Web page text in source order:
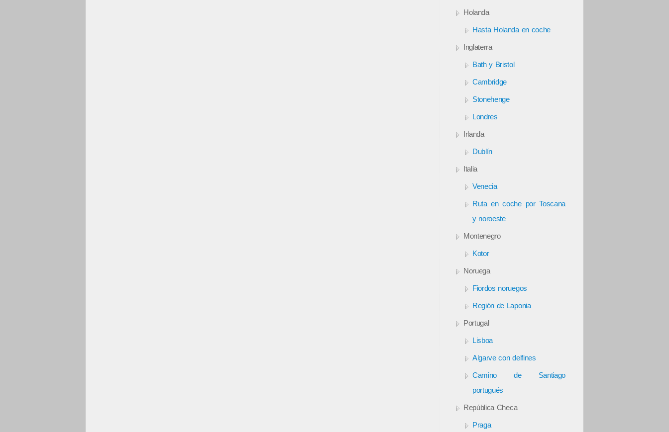
Holanda
Hasta Holanda en coche
Inglaterra
Bath y Bristol
Cambridge
Stonehenge
Londres
Irlanda
Dublín
Italia
Venecia
Ruta en coche por Toscana
y noroeste
Montenegro
Kotor
Noruega
Fiordos noruegos
Región de Laponia
Portugal
Lisboa
Algarve con delfines
Camino de Santiago
portugués
República Checa
Praga